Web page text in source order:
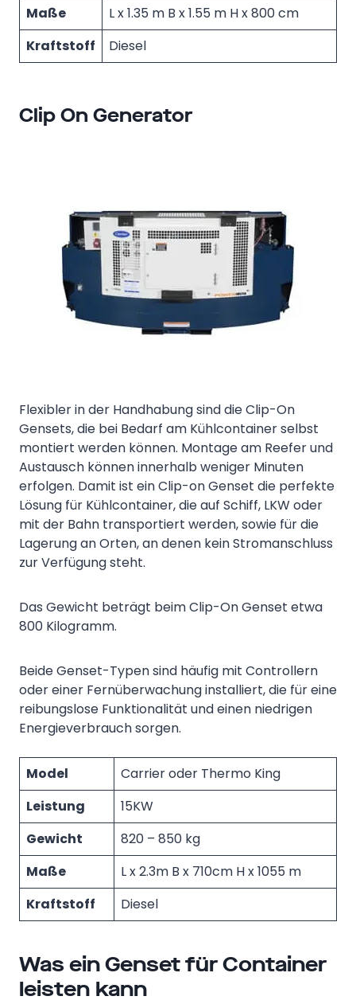
Maße
L x 1.35 m B x 1.55 m H x 800 cm
Kraftstoff
Diesel
Clip On Generator
Flexibler in der Handhabung sind die Clip-On
Gensets, die bei Bedarf am Kühlcontainer selbst
montiert werden können. Montage am Reefer und
Austausch können innerhalb weniger Minuten
erfolgen. Damit ist ein Clip-on Genset die perfekte
Lösung für Kühlcontainer, die auf Schiff, LKW oder
mit der Bahn transportiert werden, sowie für die
Lagerung an Orten, an denen kein Stromanschluss
zur Verfügung steht.
Das Gewicht beträgt beim Clip-On Genset etwa
800 Kilogramm.
Beide Genset-Typen sind häufig mit Controllern
oder einer Fernüberwachung installiert, die für eine
reibungslose Funktionalität und einen niedrigen
Energieverbrauch sorgen.
Model
Carrier oder Thermo King
Leistung
15KW
Gewicht
820 – 850 kg
Maße
L x 2.3m B x 710cm H x 1055 m
Kraftstoff
Diesel
Was ein Genset für Container
leisten kann